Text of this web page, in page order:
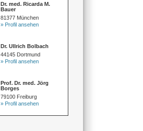
Dr. med. Ricarda M.
Bauer
81377 München
» Profil ansehen
Dr. Ullrich Bolbach
44145 Dortmund
» Profil ansehen
Prof. Dr. med. Jörg
Borges
79100 Freiburg
» Profil ansehen